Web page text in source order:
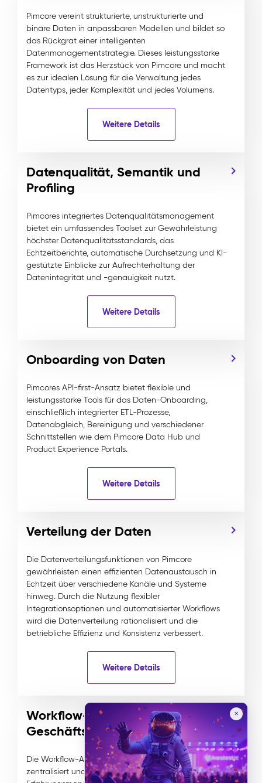
Pimcore vereint strukturierte, unstrukturierte und
binäre Daten in anpassbaren Modellen und bildet so
das Rückgrat einer intelligenten
Datenmanagementstrategie. Dieses leistungsstarke
Framework ist das Herzstück von Pimcore und macht
es zur idealen Lösung für die Verwaltung jedes
Datentyps, jeder Komplexität und jedes Volumens.
Weitere Details
Datenqualität, Semantik und
Profiling
Pimcores integriertes Datenqualitätsmanagement
bietet ein umfassendes Toolset zur Gewährleistung
höchster Datenqualitätsstandards, das
Echtzeitberichte, automatische Durchsetzung und KI-
gestützte Einblicke zur Aufrechterhaltung der
Datenintegrität und -genauigkeit nutzt.
Weitere Details
Onboarding von Daten
Pimcores API-first-Ansatz bietet flexible und
leistungsstarke Tools für das Daten-Onboarding,
einschließlich integrierter ETL-Prozesse,
Datenabgleich, Bereinigung und verschiedener
Schnittstellen wie dem Pimcore Data Hub und
Product Experience Portals.
Weitere Details
Verteilung der Daten
Die Datenverteilungsfunktionen von Pimcore
gewährleisten einen effizienten Datenaustausch in
Echtzeit über verschiedene Kanäle und Systeme
hinweg. Durch die Nutzung flexibler
Integrationsoptionen und automatisierter Workflows
wird die Datenverteilung rationalisiert und die
betriebliche Effizienz und Konsistenz verbessert.
Weitere Details
Workflow- und
Geschäftsprozessmanagement
Die Workflow-Automatisierung von Pimcore
zentralisiert und rationalisiert das Daten- und
✕